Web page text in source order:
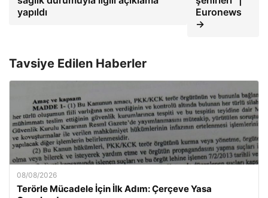
yapıldı
Euronews
→
Tavsiye Edilen Haberler
08/08/2026
Terörle Mücadele İçin İlk Adım: Çerçeve Yasa